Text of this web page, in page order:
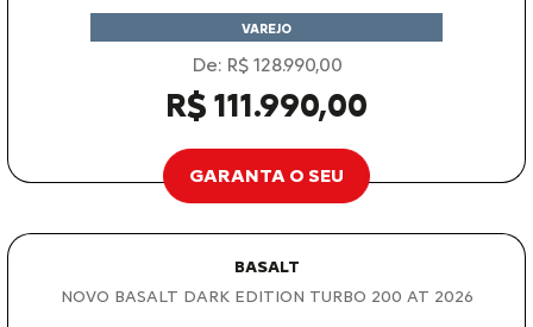
VAREJO
De: R$ 128.990,00
R$ 111.990,00
GARANTA O SEU
BASALT
NOVO BASALT DARK EDITION TURBO 200 AT 2026